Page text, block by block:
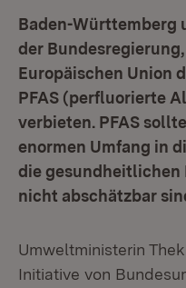
Baden-
der
Europäischen Union
PFAS (perfluorierte
verbieten. PFAS
enormen Umfang in
die gesundheitlichen
nicht abschätzbar
Umweltministerin
Initiative von